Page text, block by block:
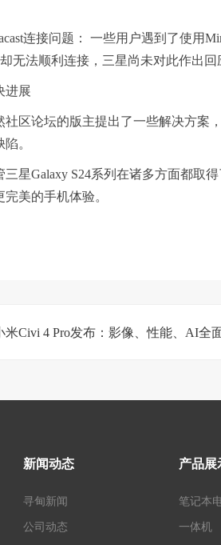
连接问题： 一些用户遇到了使用
无法顺利连接，三星尚未对此作出回
展
论坛的版主提出了一些解决方案，
。
Galaxy S24系列在诸多方面都取得
完美的手机体验。
米Civi 4 Pro发布：影像、性能、AI全
新闻动态
寻甸新闻
公司动态
产品展
笔记本
一体机